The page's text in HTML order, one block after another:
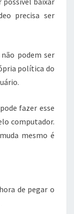
precisa ser
podem ser
política do
fazer esse
computador.
mesmo é
de pegar o